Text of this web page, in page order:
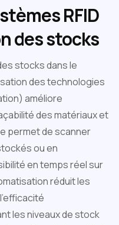
RFID
des stocks
stocks dans le
des technologies
améliore
des matériaux et
permet de scanner
ou en
en temps réel sur
réduit les
les niveaux de stock